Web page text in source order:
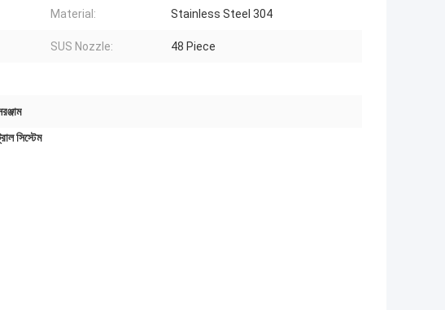
Material: Stainless Steel 304
SUS Nozzle: 48 Piece
সিস্টেম